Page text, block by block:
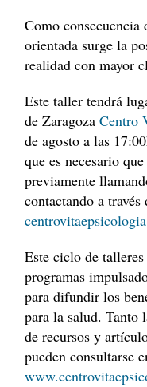
Como
orientada surge la
realidad con mayor
Este taller tendrá
de Zaragoza Centro
de agosto a las
que es necesario
previamente
contactando a
Este ciclo de
programas
para difundir los
para la salud. Tanto
de recursos y
pueden consultarse